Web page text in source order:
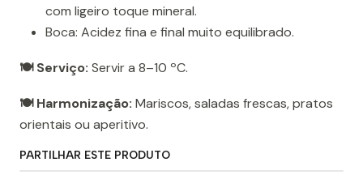
com ligeiro toque mineral.
Boca: Acidez fina e final muito equilibrado.
🍽️ Serviço: Servir a 8–10 ºC.
🍽️ Harmonização: Mariscos, saladas frescas, pratos
orientais ou aperitivo.
PARTILHAR ESTE PRODUTO